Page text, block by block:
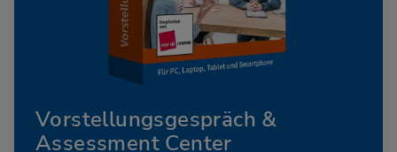
Vorstellungsgespräch &
Assessment Center